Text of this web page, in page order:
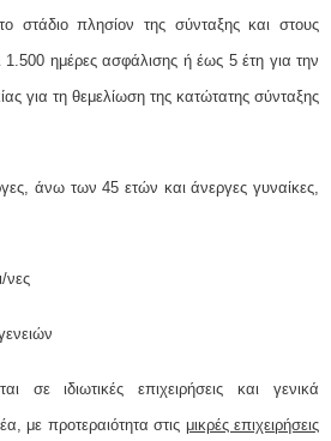
στάδιο πλησίον της σύνταξης και στους
1.500 ημέρες ασφάλισης ή έως 5 έτη για την
για τη θεμελίωση της κατώτατης σύνταξης
άνω των 45 ετών και άνεργες γυναίκες,
νες
σε ιδιωτικές επιχειρήσεις και γενικά
με προτεραιότητα στις μικρές επιχειρήσεις